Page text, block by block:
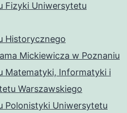
Fizyki Uniwersytetu
Historycznego
Mickiewicza w Poznaniu
Matematyki, Informatyki i
Warszawskiego
Polonistyki Uniwersytetu